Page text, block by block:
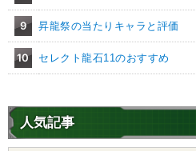
9 昇龍祭の当たりキャラと評価
10 セレクト龍石11のおすすめ
人気記事